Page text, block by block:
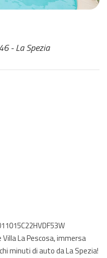
- La Spezia
La Pescosa, immersa
minuti di auto da La Spezia!